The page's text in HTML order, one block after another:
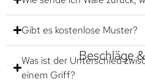
Gibt es kostenlose Muster?
Beschläge
Was ist der Unterschied
einem Griff?